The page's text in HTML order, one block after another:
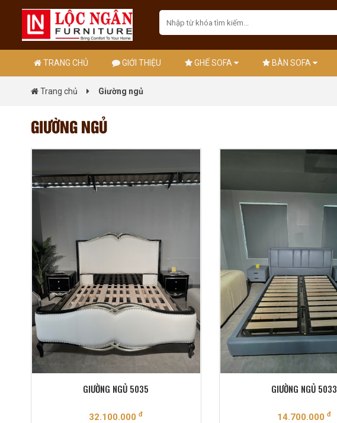
TRANG CHỦ GIỚI THIỆU GHẾ SOFA BÀN SOFA
Trang chủ Giường ngủ
GIƯỜNG NGỦ
GIƯỜNG NGỦ 5035
32.100.000đ
GIƯỜNG NGỦ 5033
14.700.000 đ